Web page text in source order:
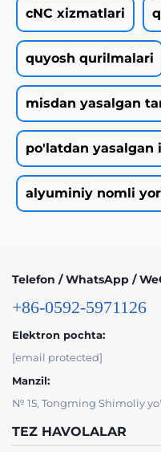
cNC xizmatlari
quyosh qurilmalari
misdan yasalgan
po'latdan yasalgan
alyuminiy nomli
Telefon / WhatsApp /
+86-0592-5971126
Elektron pochta:
[email protected]
Manzil:
№ 15, Tongming Shimoliy
TEZ HAVOLALAR